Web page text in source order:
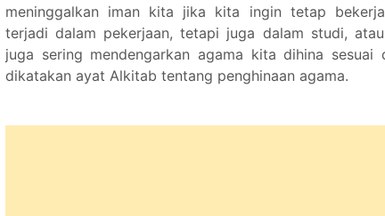
meninggalkan iman kita jika kita ingin tetap
terjadi dalam pekerjaan, tetapi juga dalam studi,
juga sering mendengarkan agama kita dihina sesuai
dikatakan ayat Alkitab tentang penghinaan agama.